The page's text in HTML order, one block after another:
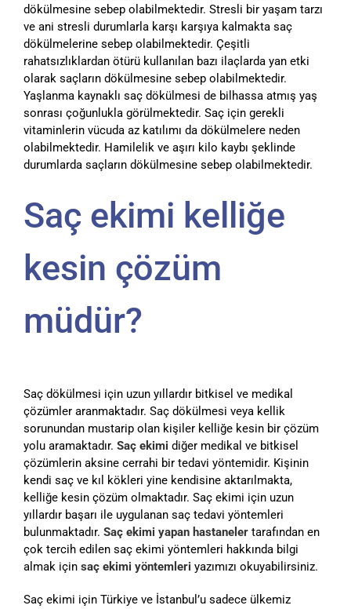
dökülmesine sebep olabilmektedir. Stresli bir yaşam tarzı
ve ani stresli durumlarla karşı karşıya kalmakta saç
dökülmelerine sebep olabilmektedir. Çeşitli
rahatsızlıklardan ötürü kullanılan bazı ilaçlarda yan etki
olarak saçların dökülmesine sebep olabilmektedir.
Yaşlanma kaynaklı saç dökülmesi de bilhassa atmış yaş
sonrası çoğunlukla görülmektedir. Saç için gerekli
vitaminlerin vücuda az katılımı da dökülmelere neden
olabilmektedir. Hamilelik ve aşırı kilo kaybı şeklinde
durumlarda saçların dökülmesine sebep olabilmektedir.
Saç ekimi kelliğe
kesin çözüm
müdür?
Saç dökülmesi için uzun yıllardır bitkisel ve medikal
çözümler aranmaktadır. Saç dökülmesi veya kellik
sorunundan mustarip olan kişiler kelliğe kesin bir çözüm
yolu aramaktadır. Saç ekimi diğer medikal ve bitkisel
çözümlerin aksine cerrahi bir tedavi yöntemidir. Kişinin
kendi saç ve kıl kökleri yine kendisine aktarılmakta,
kelliğe kesin çözüm olmaktadır. Saç ekimi için uzun
yıllardır başarı ile uygulanan saç tedavi yöntemleri
bulunmaktadır. Saç ekimi yapan hastaneler tarafından en
çok tercih edilen saç ekimi yöntemleri hakkında bilgi
almak için saç ekimi yöntemleri yazımızı okuyabilirsiniz.
Saç ekimi için Türkiye ve İstanbul’u sadece ülkemiz